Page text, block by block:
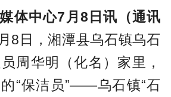
体中心7月8日讯（通讯
8日，湘潭县乌石镇乌石
周华明（化名）家里，
“保洁员”——乌石镇“石